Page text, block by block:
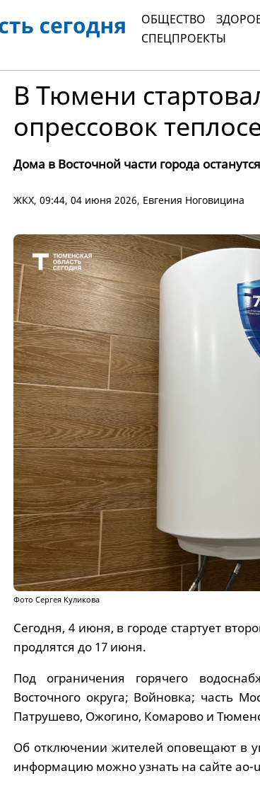
ОБЩЕСТВО
СПЕЦПРОЕКТЫ
В Тюмени
опрессовок
Дома в Восточной части города
ЖКХ, 09:44, 04 июня 2026, Евгения Ноговицина
Фото Сергея Куликова
Сегодня, 4 июня, в городе стартует
продлятся до 17 июня.
Под ограничения горячего
Восточного округа; Войновка; часть
Патрушево, Ожогино, Комарово и
Об отключении жителей оповещают в
информацию можно узнать на сайте ao-